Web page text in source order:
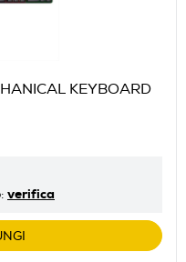
KEYBOARD
verifica